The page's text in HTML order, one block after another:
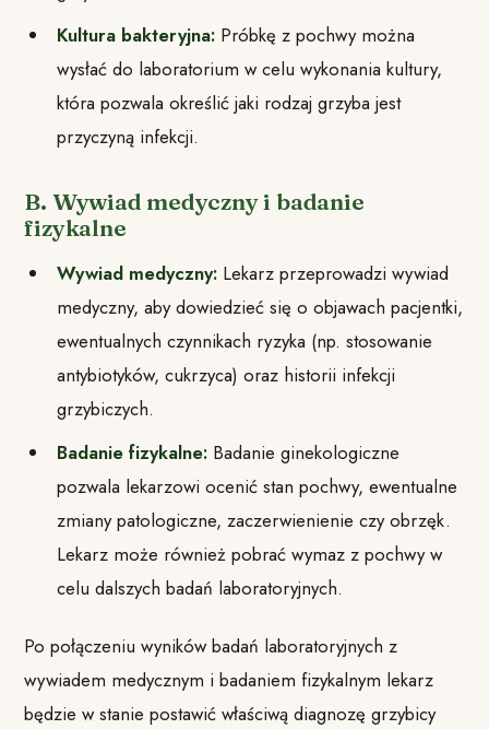
Kultura bakteryjna:Próbkę z pochwy można
wysłać do laboratorium w celu wykonania kultury,
która pozwala określić jaki rodzaj grzyba jest
przyczyną infekcji.
B. Wywiad medyczny i badanie
fizykalne
Wywiad medyczny:Lekarz przeprowadzi wywiad
medyczny, aby dowiedzieć się o objawach pacjentki,
ewentualnych czynnikach ryzyka (np. stosowanie
antybiotyków, cukrzyca) oraz historii infekcji
grzybiczych.
Badanie fizykalne:Badanie ginekologiczne
pozwala lekarzowi ocenić stan pochwy, ewentualne
zmiany patologiczne, zaczerwienienie czy obrzęk.
Lekarz może również pobrać wymaz z pochwy w
celu dalszych badań laboratoryjnych.
Po połączeniu wyników badań laboratoryjnych z
wywiadem medycznym i badaniem fizykalnym lekarz
będzie w stanie postawić właściwą diagnozę grzybicy